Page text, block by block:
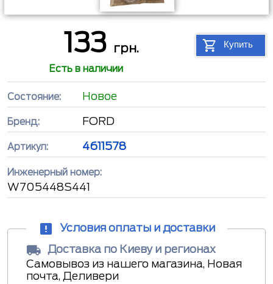
133 грн. Купить
Есть в наличии
Состояние: Новое
Бренд: FORD
Артикул: 4611578
Инженерный номер:
W705448S441
Условия оплаты и доставки
Доставка по Киеву и регионах
Самовывоз из нашего магазина, Новая
почта, Деливери